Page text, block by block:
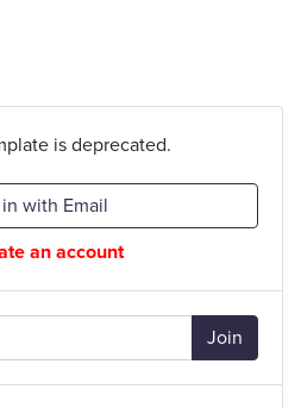
is deprecated.
with Email
an account